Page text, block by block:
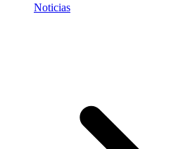
Noticias